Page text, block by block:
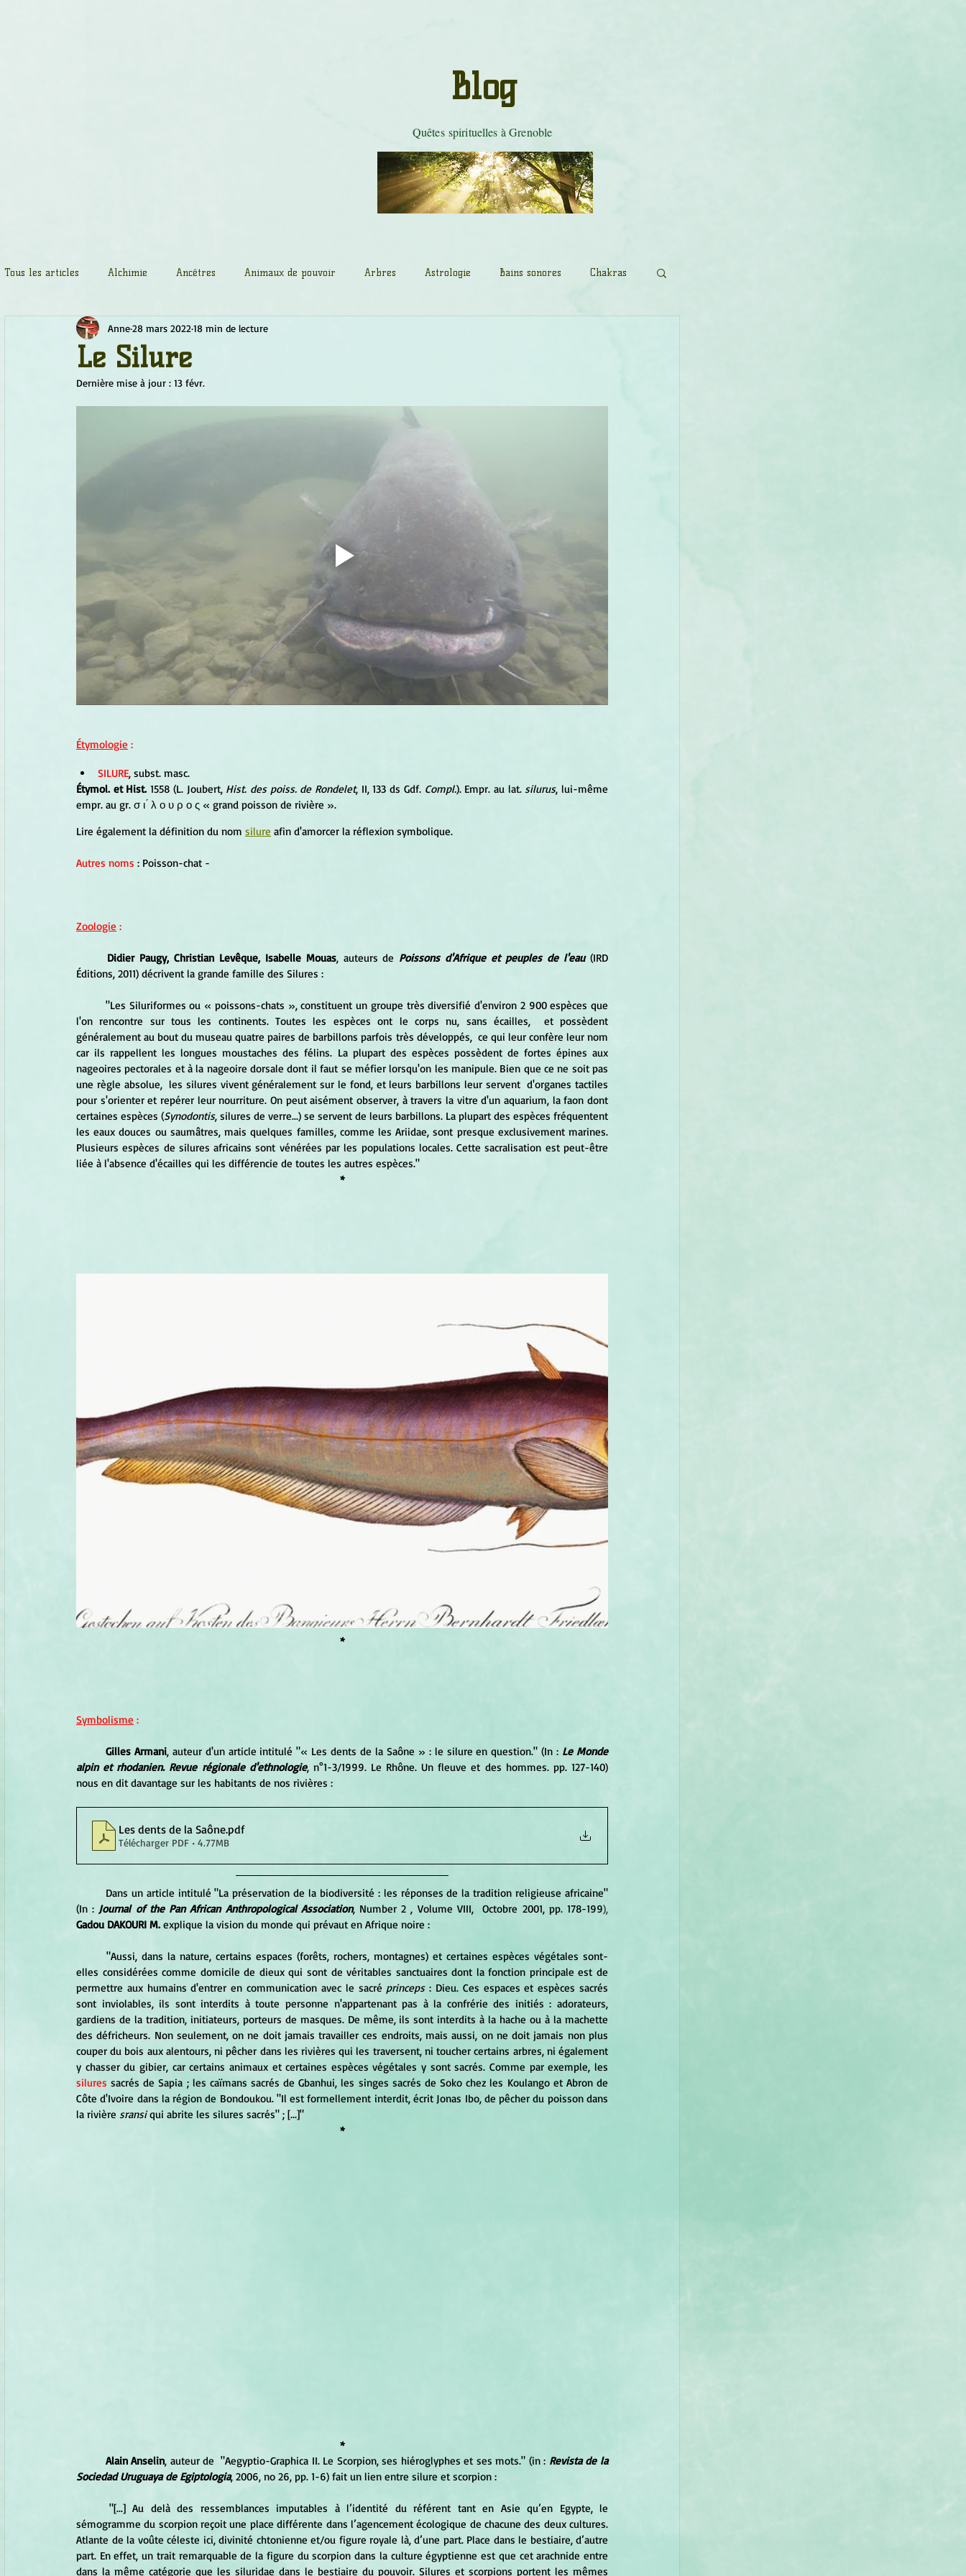
Quêtes spirituelles à Grenoble
Blog
Tous les articles Alchimie Ancêtres Animaux de pouvoir Arbres Astrologie Bains sonores Chakras
Chamanisme Champignons Conscience
Fleurs de Bach Géométrie sacrée
Le Silure
Anne28 mars 2022 18 min de lecture
Dernière mise à jour : 13 févr.
Étymologie :
SILURE, subst. masc.
Étymol. et Hist. 1558 (L. Joubert, Hist. des poiss. de Rondelet, II, 133 ds Gdf. Compl.). Empr. au lat. silurus, lui-même
empr. au gr. σ ι ́ λ ο υ ρ ο ς « grand poisson de rivière ».
Lire également la définition du nom silure afin d'amorcer la réflexion symbolique.
Autres noms : Poisson-chat -
Zoologie :
Didier Paugy, Christian Levêque, Isabelle Mouas, auteurs de Poissons d'Afrique et peuples de l'eau (IRD
Éditions, 2011) décrivent la grande famille des Silures :
l'on rencontre sur tous les continents. Toutes les espèces ont le corps nu, sans écailles,  et possèdent
généralement au bout du museau quatre paires de barbillons parfois très développés,  ce qui leur confère leur nom
car ils rappellent les longues moustaches des félins. La plupart des espèces possèdent de fortes épines aux
nageoires pectorales et à la nageoire dorsale dont il faut se méfier lorsqu'on les manipule. Bien que ce ne soit pas
une règle absolue,  les silures vivent généralement sur le fond, et leurs barbillons leur servent  d'organes tactiles
pour s'orienter et repérer leur nourriture. On peut aisément observer, à travers la vitre d'un aquarium, la faon dont
certaines espèces (Synodontis, silures de verre...) se servent de leurs barbillons. La plupart des espèces fréquentent
les eaux douces ou saumâtres, mais quelques familles, comme les Ariidae, sont presque exclusivement marines.
Plusieurs espèces de silures africains sont vénérées par les populations locales. Cette sacralisation est peut-être
liée à l'absence d'écailles qui les différencie de toutes les autres espèces."
*
*
Symbolisme :
Gilles Armani, auteur d'un article intitulé "« Les dents de la Saône » : le silure en question." (In : Le Monde
alpin et rhodanien. Revue régionale d'ethnologie, n°1-3/1999. Le Rhône. Un fleuve et des hommes. pp. 127-140)
nous en dit davantage sur les habitants de nos rivières :
Les dents de la Saône.pdf
Télécharger PDF • 4.77MB
(In : Journal of the Pan African Anthropological Association, Number 2 , Volume VIII,  Octobre 2001, pp. 178-199
Gadou DAKOURI M. explique la vision du monde qui prévaut en Afrique noire :
elles considérées comme domicile de dieux qui sont de véritables sanctuaires dont la fonction principale est de
permettre aux humains d'entrer en communication avec le sacré princeps : Dieu. Ces espaces et espèces sacrés
sont inviolables, ils sont interdits à toute personne n'appartenant pas à la confrérie des initiés : adorateurs,
gardiens de la tradition, initiateurs, porteurs de masques. De même, ils sont interdits à la hache ou à la machette
des défricheurs. Non seulement, on ne doit jamais travailler ces endroits, mais aussi, on ne doit jamais non plus
couper du bois aux alentours, ni pêcher dans les rivières qui les traversent, ni toucher certains arbres, ni également
silures sacrés de Sapia ; les caïmans sacrés de Gbanhui, les singes sacrés de Soko chez les Koulango et Abron de
Côte d'Ivoire dans la région de Bondoukou. "Il est formellement interdit, écrit Jonas Ibo, de pêcher du poisson dans
la rivière sransi qui abrite les silures sacrés" ; [...]"
*
*
	Alain Anselin
, auteur de  "Aegyptio-Graphica II. Le Scorpion, ses hiéroglyphes et ses mots." (in : Revista de la
Sociedad Uruguaya de Egiptologia, 2006, no 26, pp. 1-6) fait un lien entre silure et scorpion :
sémogramme du scorpion reçoit une place différente dans l’agencement écologique de chacune des deux cultures.
Atlante de la voûte céleste ici, divinité chtonienne et/ou figure royale là, d’une part. Place dans le bestiaire, d’autre
part. En effet, un trait remarquable de la figure du scorpion dans la culture égyptienne est que cet arachnide entre
dans la même catégorie que les siluridae dans le bestiaire du pouvoir. Silures et scorpions portent les mêmes